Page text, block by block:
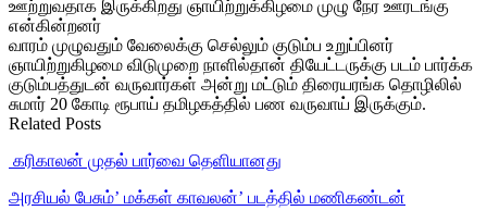
ஊற்றுவதாக இருக்கிறது ஞாயிற்றுக்கிழமை முழு நேர ஊரடங்கு
என்கின்றனர்
வாரம் முழுவதும் வேலைக்கு செல்லும் குடும்ப உறுப்பினர்
ஞாயிற்றுகிழமை விடுமுறை நாளில்தான் தியேட்டருக்கு படம் பார்க்க
குடும்பத்துடன் வருவார்கள் அன்று மட்டும் திரையரங்க தொழிலில்
சுமார் 20 கோடி ரூபாய் தமிழகத்தில் பண வருவாய் இருக்கும்.
Related Posts
‎ கரிகாலன் முதல் பார்வை தெளியானது
அரசியல் பேசும்’ மக்கள் காவலன்’ படத்தில் மணிகண்டன்